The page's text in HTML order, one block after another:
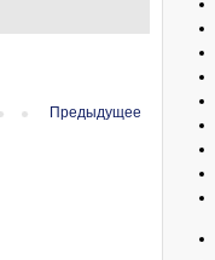
Предыдущее